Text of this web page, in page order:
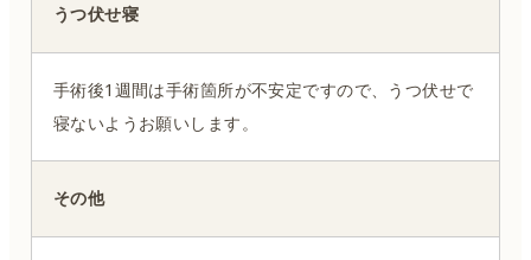
うつ伏せ寝
手術後1週間は手術箇所が不安定ですので、うつ伏せで
寝ないようお願いします。
その他